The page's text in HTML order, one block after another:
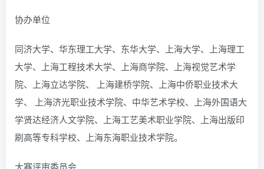
协办单位
同济大学、华东理工大学、东华大学、上海大学、上海理工
大学、上海工程技术大学、上海商学院、上海视觉艺术学
院、上海立达学院、 上海建桥学院、上海中侨职业技术大
学、 上海济光职业技术学院、中华艺术学校、上海外国语大
学贤达经济人文学院、上海工艺美术职业学院、上海出版印
刷高等专科学校、上海东海职业技术学院。